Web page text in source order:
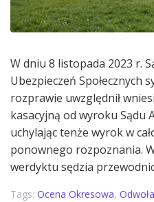
W dniu 8 listopada 2023 r.
Ubezpieczeń Społecznych
rozprawie uwzględnił
kasacyjną od wyroku Sądu
uchylając tenże wyrok w
ponownego rozpoznania.
werdyktu sędzia
Tags: Ocena Okresowa,